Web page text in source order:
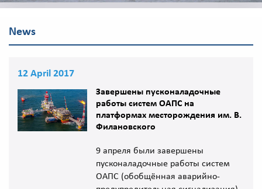
News
12 April 2017
Завершены пусконаладочные
работы систем ОАПС на
платформах месторождения им. В.
Филановского
9 апреля были завершены
пусконаладочные работы систем
ОАПС (обобщённая аварийно-